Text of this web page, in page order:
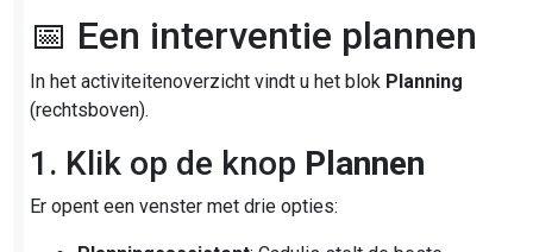
📅 Een interventie plannen
In het activiteitenoverzicht vindt u het blok Planning
(rechtsboven).
1. Klik op de knop Plannen
Er opent een venster met drie opties: